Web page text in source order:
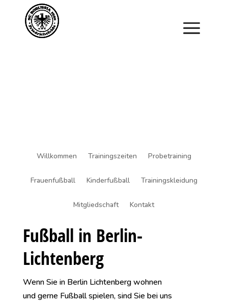
Saisonstart im April. Jetzt ein Schnuppertraining für
Kinder vereinbaren und zu Saisonbeginn dabei sein.
Willkommen Trainingszeiten Probetraining
Frauenfußball Kinderfußball Trainingskleidung
Mitgliedschaft Kontakt
Fußball in Berlin-
Lichtenberg
Wenn Sie in Berlin Lichtenberg wohnen
und gerne Fußball spielen, sind Sie bei uns